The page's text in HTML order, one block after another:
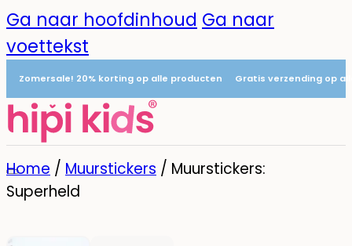
Ga naar hoofdinhoud Ga naar
voettekst
Zomersale! 20% korting op alle producten Gratis verzending op
Home / Muurstickers / Muurstickers:
Superheld